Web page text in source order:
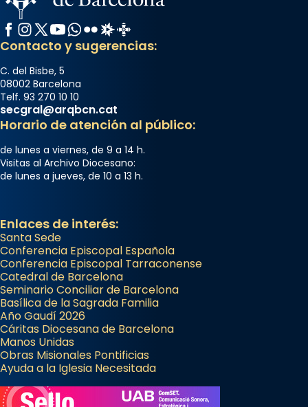
Facebook
Instagram
X / Twitter
YouTube
WhatsApp
FlickrRadio Estel
Catalunya Cristiana
Contacto y sugerencias:
C. del Bisbe, 5
08002 Barcelona
Telf. 93 270 10 10
secgral@arqbcn.cat
Horario de atención al público:
de lunes a viernes, de 9 a 14 h.
Visitas al Archivo Diocesano:
de lunes a jueves, de 10 a 13 h.
Enlaces de interés:
Santa Sede
Conferencia Episcopal Española
Conferencia Episcopal Tarraconense
Catedral de Barcelona
Seminario Conciliar de Barcelona
Basílica de la Sagrada Familia
Año Gaudí 2026
Cáritas Diocesana de Barcelona
Manos Unidas
Obras Misionales Pontificias
Ayuda a la Iglesia Necesitada